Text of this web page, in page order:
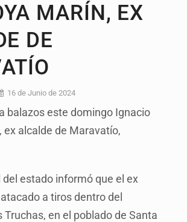
MARÍN, EX
DE
16 de Junio de 2024
balazos este domingo Ignacio
ex alcalde de Maravatío,
del estado informó que el ex
a tiros dentro del
en el poblado de Santa